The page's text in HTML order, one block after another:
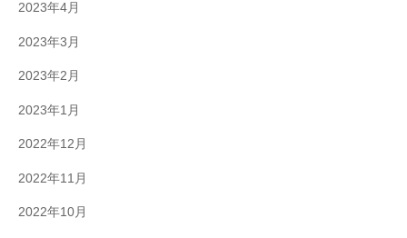
2023年4月
2023年3月
2023年2月
2023年1月
2022年12月
2022年11月
2022年10月